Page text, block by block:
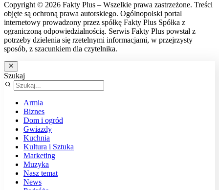
Copyright © 2026 Fakty Plus – Wszelkie prawa zastrzeżone. Treści
objęte są ochroną prawa autorskiego. Ogólnopolski portal
internetowy prowadzony przez spółkę Fakty Plus Spółka z
ograniczoną odpowiedzialnością. Serwis Fakty Plus powstał z
potrzeby dzielenia się rzetelnymi informacjami, w przejrzysty
sposób, z szacunkiem dla czytelnika.
Szukaj
Armia
Biznes
Dom i ogród
Gwiazdy
Kuchnia
Kultura i Sztuka
Marketing
Muzyka
Nasz temat
News